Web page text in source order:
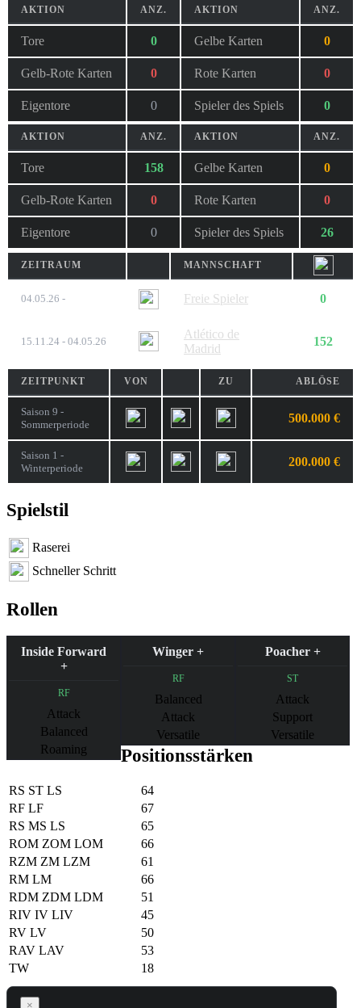
AKTION ANZ. AKTION ANZ.
Tore 0 Gelbe Karten 0
Gelb-Rote Karten 0 Rote Karten 0
Eigentore 0 Spieler des Spiels 0
AKTION ANZ. AKTION ANZ.
Tore 158 Gelbe Karten 0
Gelb-Rote Karten 0 Rote Karten 0
Eigentore 0 Spieler des Spiels 26
ZEITRAUM MANNSCHAFT
04.05.26 - Freie Spieler 0
15.11.24 - 04.05.26
Atlético de
Madrid
152
ZEITPUNKT VON ZU ABLÖSE
Saison 9 -
Sommerperiode
500.000 €
Saison 1 -
Winterperiode
200.000 €
Spielstil
Raserei
Schneller Schritt
Rollen
Inside Forward
+
RF
Attack
Balanced
Roaming
Winger +
RF
Balanced
Attack
Versatile
Poacher +
ST
Attack
Support
Versatile
Positionsstärken
RS ST LS
64
RF LF
67
RS MS LS
65
ROM ZOM LOM
66
RZM ZM LZM
61
RM LM
66
RDM ZDM LDM
51
RIV IV LIV
45
RV LV
50
RAV LAV
53
TW
18
×